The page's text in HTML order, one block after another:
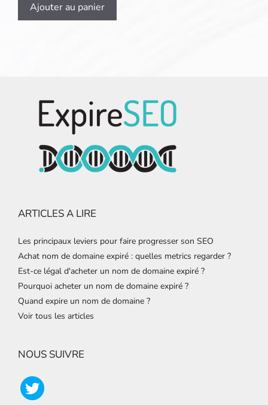
Ajouter au panier
ARTICLES A LIRE
Les principaux leviers pour faire progresser son SEO
Achat nom de domaine expiré : quelles metrics regarder ?
Est-ce légal d'acheter un nom de domaine expiré ?
Pourquoi acheter un nom de domaine expiré ?
Quand expire un nom de domaine ?
Voir tous les articles
NOUS SUIVRE